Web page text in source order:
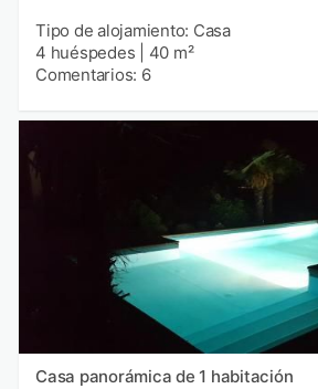
Tipo de alojamiento: Casa
4 huéspedes
40 m²
Comentarios: 6
Casa panorámica de 1 habitación